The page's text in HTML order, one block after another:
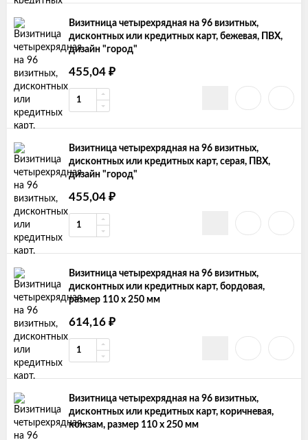
Визитница четырехрядная на 96 визитных,
дисконтных или кредитных карт, бежевая, ПВХ,
дизайн "город"
455,04 ₽
Визитница четырехрядная на 96 визитных,
дисконтных или кредитных карт, серая, ПВХ,
дизайн "город"
455,04 ₽
Визитница четырехрядная на 96 визитных,
дисконтных или кредитных карт, бордовая,
размер 110 х 250 мм
614,16 ₽
Визитница четырехрядная на 96 визитных,
дисконтных или кредитных карт, коричневая,
кожзам, размер 110 х 250 мм